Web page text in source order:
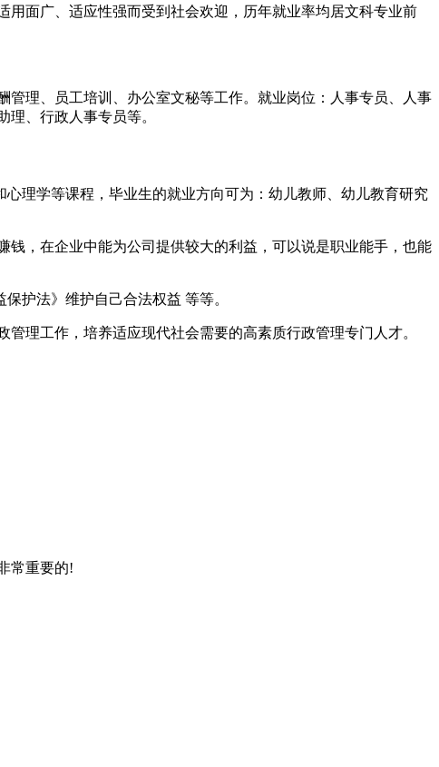
面广、适应性强而受到社会欢迎，历年就业率均居文科专业前
理、员工培训、办公室文秘等工作。就业岗位：人事专员、人事
、行政人事专员等。
理学等课程，毕业生的就业方向可为：幼儿教师、幼儿教育研究
，在企业中能为公司提供较大的利益，可以说是职业能手，也能
护法》维护自己合法权益 等等。
理工作，培养适应现代社会需要的高素质行政管理专门人才。
常重要的!